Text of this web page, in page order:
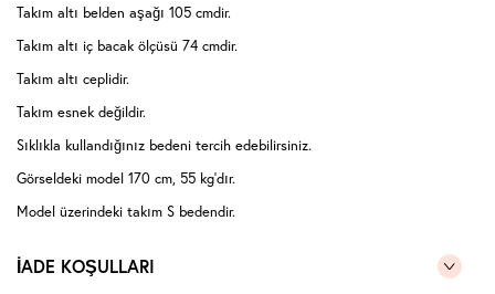
Takım altı belden aşağı 105 cmdir.
Takım altı iç bacak ölçüsü 74 cmdir.
Takım altı ceplidir.
Takım esnek değildir.
Sıklıkla kullandığınız bedeni tercih edebilirsiniz.
Görseldeki model 170 cm, 55 kg'dır.
Model üzerindeki takım S bedendir.
(Takım halinde satıştadır.)
İADE KOŞULLARI